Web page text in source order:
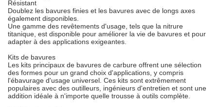
Résistant
Doublez les bavures finies et les bavures avec de longs axes
également disponibles.
Une gamme des revêtements d'usage, tels que la nitrure
titanique, est disponible pour améliorer la vie de bavures et pour
adapter à des applications exigeantes.
Kits de bavures
Les kits principaux de bavures de carbure offrent une sélection
des formes pour un grand choix d'applications, y compris
l'ébavurage d'usage universel. Ces kits sont extrêmement
populaires avec des outilleurs, ingénieurs d'entretien et sont une
addition idéale à n'importe quelle trousse à outils complète.